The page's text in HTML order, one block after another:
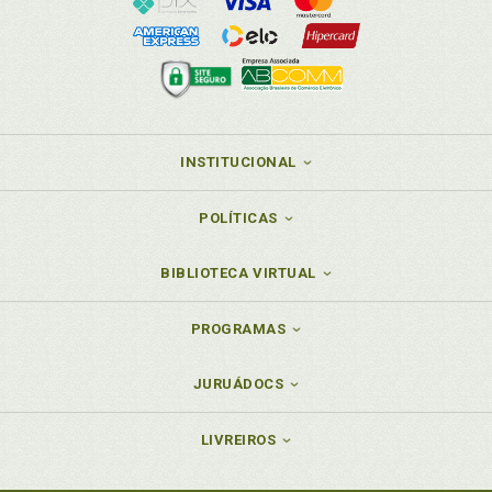
art. 295, p. 142
Petição inicial. Inépcia, p. 142
Prescrição. Verificação de decadência ou prescrição,
Processo de conhecimento. Processo nos tribunais.
Ação rescisória. Art. 485 e ss, p. 13
Prova. Competência. Produção de prova. Delegação.
INSTITUCIONAL
POLÍTICAS
BIBLIOTECA VIRTUAL
PROGRAMAS
JURUÁDOCS
LIVREIROS